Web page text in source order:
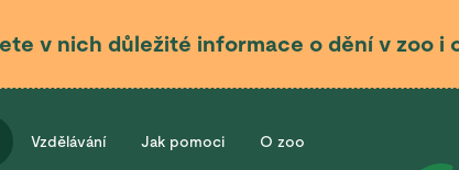
v nich důležité informace o dění v zoo i
Vzdělávání Jak pomoci O zoo